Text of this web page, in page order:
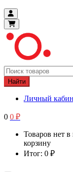
Найти
Личный
0 0 ₽
Товаров нет
корзину
Итог: 0 ₽